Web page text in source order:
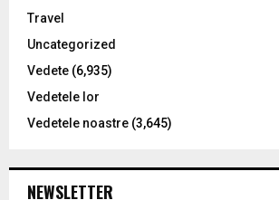
Travel
Uncategorized
Vedete (6,935)
Vedetele lor
Vedetele noastre (3,645)
NEWSLETTER